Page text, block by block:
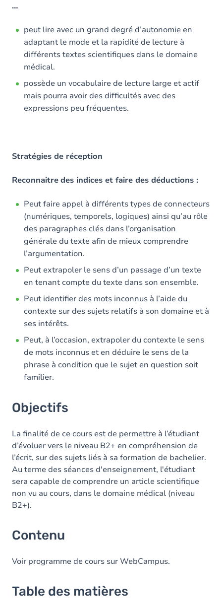
…
peut lire avec un grand degré d’autonomie en
adaptant le mode et la rapidité de lecture à
différents textes scientifiques dans le domaine
médical.
possède un vocabulaire de lecture large et actif
mais pourra avoir des difficultés avec des
expressions peu fréquentes.
Stratégies de réception
Reconnaitredes indices et faire des déductions :
Peut faire appel à différents types de connecteurs
(numériques, temporels, logiques) ainsi qu’au rôle
des paragraphes clés dans l’organisation
générale du texte afin de mieux comprendre
l’argumentation.
Peut extrapoler le sens d’un passage d’un texte
en tenant compte du texte dans son ensemble.
Peut identifier des mots inconnus à l’aide du
contexte sur des sujets relatifs à son domaine et à
ses intérêts.
Peut, à l’occasion, extrapoler du contexte le sens
de mots inconnus et en déduire le sens de la
phrase à condition que le sujet en question soit
familier.
Objectifs
La finalité de ce cours est de permettre à l’étudiant
d’évoluer vers le niveau B2+ en compréhension de
l’écrit, sur des sujets liés à sa formation de bachelier.
Au terme des séances d'enseignement, l'étudiant
sera capable de comprendre un article scientifique
non vu au cours, dans le domaine médical (niveau
B2+).
Contenu
Voir programme de cours sur WebCampus.
Table des matières